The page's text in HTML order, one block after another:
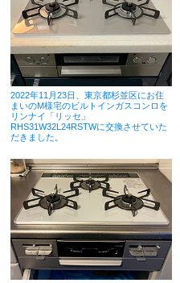
2022年11月23日、東京都杉並区にお住
まいのM様宅のビルトインガスコンロを
リンナイ「リッセ」
RHS31W32L24RSTWに交換させていた
だきました。